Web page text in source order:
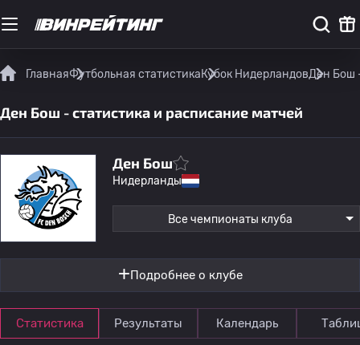
ГлавнаяФутбольная статистикаКубок НидерландовДен Бош
Ден Бош - статистика и расписание матчей
Ден Бош
Нидерланды
Все чемпионаты клуба
Подробнее о клубе
Статистика Результаты Календарь